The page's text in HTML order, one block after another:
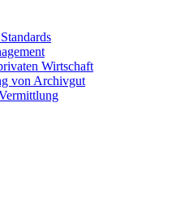
Wirtschaft
von Archivgut